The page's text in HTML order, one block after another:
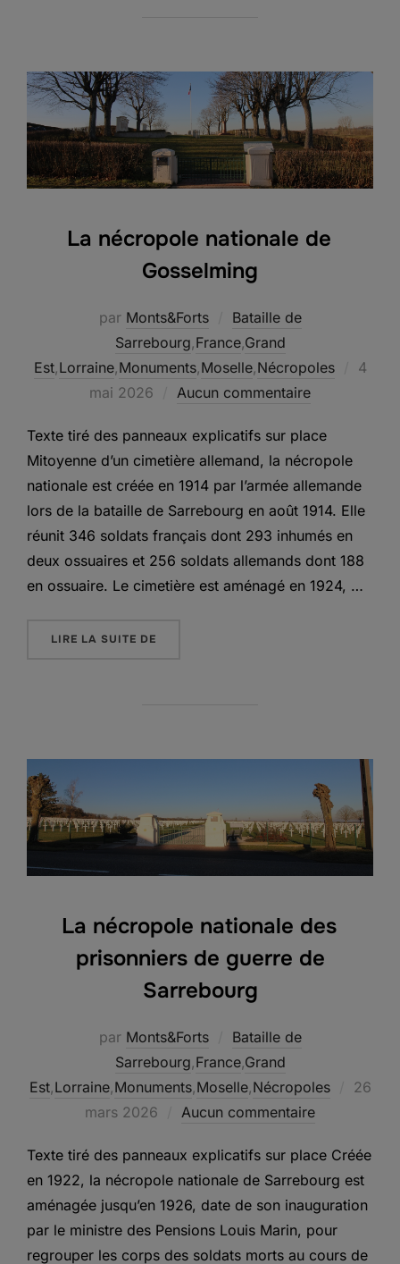
La nécropole nationale de
Gosselming
par Monts&Forts
Bataille de
Sarrebourg,France,Grand
Est,Lorraine,Monuments,Moselle,Nécropoles
Publié
4
mai 2026
Aucun commentaire
Texte tiré des panneaux explicatifs sur place
Mitoyenne d’un cimetière allemand, la nécropole
nationale est créée en 1914 par l’armée allemande
lors de la bataille de Sarrebourg en août 1914. Elle
réunit 346 soldats français dont 293 inhumés en
deux ossuaires et 256 soldats allemands dont 188
en ossuaire. Le cimetière est aménagé en 1924, …
LIRE LA SUITE DE
La nécropole nationale des
prisonniers de guerre de
Sarrebourg
par Monts&Forts
Bataille de
Sarrebourg,France,Grand
Est,Lorraine,Monuments,Moselle,Nécropoles
Publié
26
mars 2026
Aucun commentaire
Texte tiré des panneaux explicatifs sur place Créée
en 1922, la nécropole nationale de Sarrebourg est
aménagée jusqu’en 1926, date de son inauguration
par le ministre des Pensions Louis Marin, pour
regrouper les corps des soldats morts au cours de